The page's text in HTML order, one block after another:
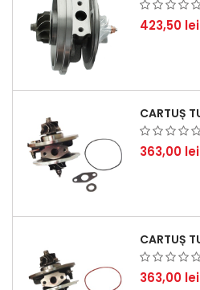
423,50 lei
363,00 lei
363,00 lei